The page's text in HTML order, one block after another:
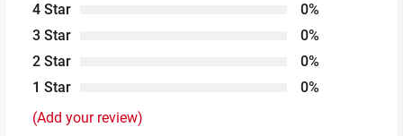
4 Star
0%
3 Star
0%
2 Star
0%
1 Star
0%
(Add your review)